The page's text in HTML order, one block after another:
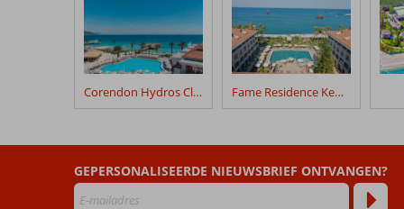
na
hun
verblijf
Maxx
Beoordelingen
die
Corendon Hydros Club Kemer Fame Residence Kemer & Spa
GEPERSONALISEERDE NIEUWSBRIEF ONTVANGEN?